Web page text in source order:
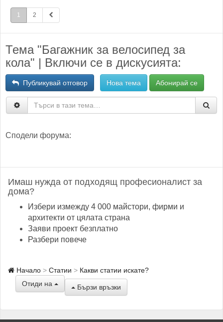
1 2
Тема "Багажник за велосипед за
кола" | Включи се в дискусията:
Публикувай отговор Нова тема Абонирай се
Сподели форума:
Имаш нужда от подходящ професионалист за
дома?
Избери измежду 4 000 майстори, фирми и
архитекти от цялата страна
Заяви проект безплатно
Разбери повече
Начало Статии
Какви статии искате?
Отиди на
Бързи връзки